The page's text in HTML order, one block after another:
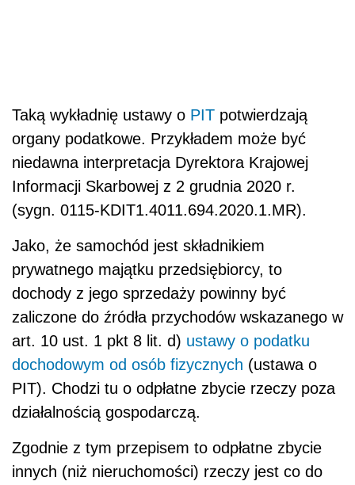
Taką wykładnię ustawy o PIT potwierdzają
organy podatkowe. Przykładem może być
niedawna interpretacja Dyrektora Krajowej
Informacji Skarbowej z 2 grudnia 2020 r.
(sygn. 0115-KDIT1.4011.694.2020.1.MR).
Jako, że samochód jest składnikiem
prywatnego majątku przedsiębiorcy, to
dochody z jego sprzedaży powinny być
zaliczone do źródła przychodów wskazanego w
art. 10 ust. 1 pkt 8 lit. d) ustawy o podatku
dochodowym od osób fizycznych (ustawa o
PIT). Chodzi tu o odpłatne zbycie rzeczy poza
działalnością gospodarczą.
Zgodnie z tym przepisem to odpłatne zbycie
innych (niż nieruchomości) rzeczy jest co do